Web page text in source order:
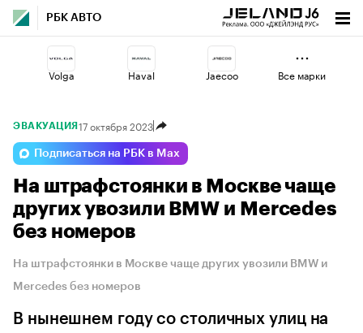
РБК АВТО
Volga Haval Jaecoo
Voyah Geely
Changan Esteo Omoda
Все марки
ЭВАКУАЦИЯ 17 октября 2023
Подписаться на РБК в Max
На штрафстоянки в Москве чаще
других увозили BMW и Mercedes
без номеров
На штрафстоянки в Москве чаще других увозили BMW и
Mercedes без номеров
В нынешнем году со столичных улиц на